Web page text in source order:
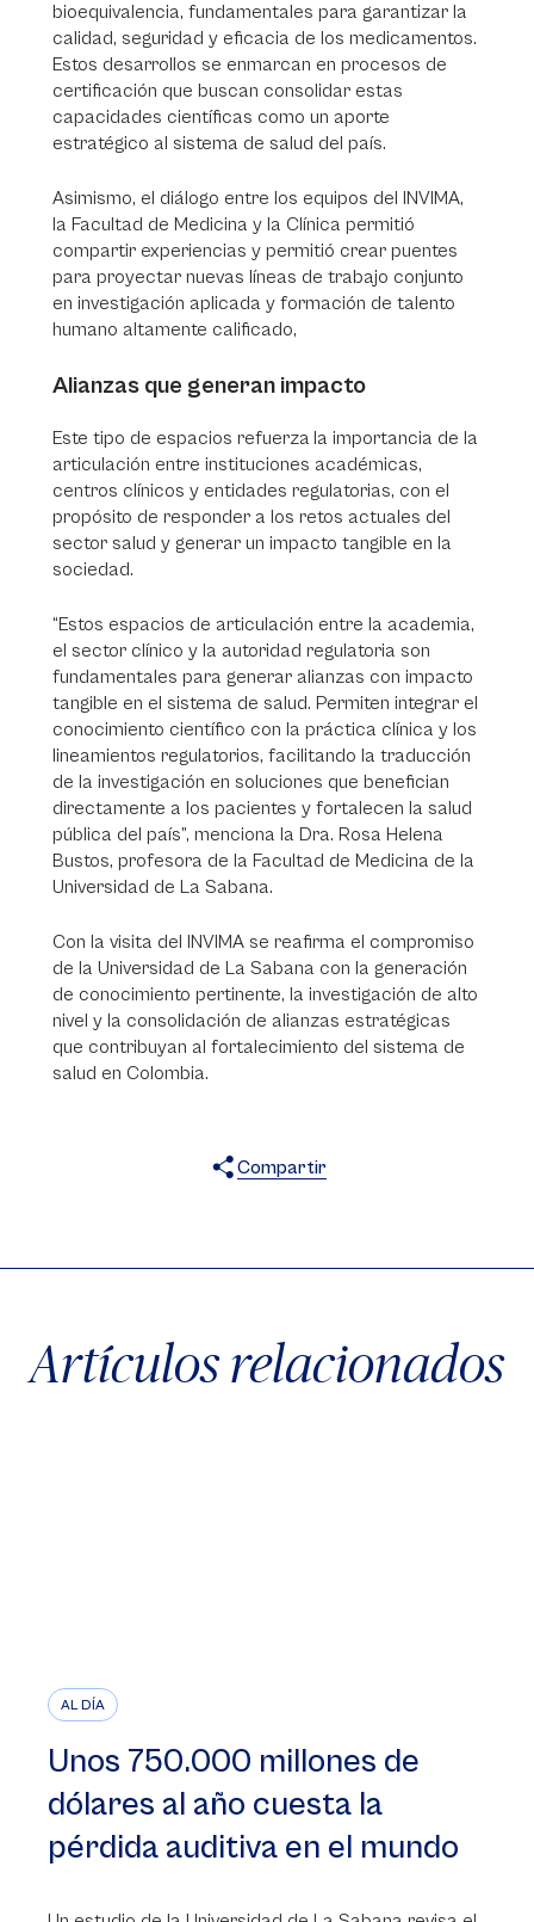
bioequivalencia, fundamentales para garantizar la
calidad, seguridad y eficacia de los medicamentos.
Estos desarrollos se enmarcan en procesos de
certificación que buscan consolidar estas
capacidades científicas como un aporte
estratégico al sistema de salud del país.
Asimismo, el diálogo entre los equipos del INVIMA,
la Facultad de Medicina y la Clínica permitió
compartir experiencias y permitió crear puentes
para proyectar nuevas líneas de trabajo conjunto
en investigación aplicada y formación de talento
humano altamente calificado,
Alianzas que generan impacto
Este tipo de espacios refuerza la importancia de la
articulación entre instituciones académicas,
centros clínicos y entidades regulatorias, con el
propósito de responder a los retos actuales del
sector salud y generar un impacto tangible en la
sociedad.
“Estos espacios de articulación entre la academia,
el sector clínico y la autoridad regulatoria son
fundamentales para generar alianzas con impacto
tangible en el sistema de salud. Permiten integrar el
conocimiento científico con la práctica clínica y los
lineamientos regulatorios, facilitando la traducción
de la investigación en soluciones que benefician
directamente a los pacientes y fortalecen la salud
pública del país”, menciona la Dra. Rosa Helena
Bustos, profesora de la Facultad de Medicina de la
Universidad de La Sabana.
Con la visita del INVIMA se reafirma el compromiso
de la Universidad de La Sabana con la generación
de conocimiento pertinente, la investigación de alto
nivel y la consolidación de alianzas estratégicas
que contribuyan al fortalecimiento del sistema de
salud en Colombia.
Compartir
Artículos relacionados
AL DÍA
Unos 750.000 millones de
dólares al año cuesta la
pérdida auditiva en el mundo